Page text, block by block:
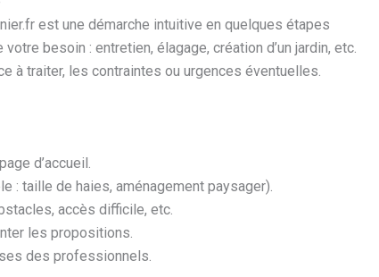
est une démarche intuitive en quelques étapes
besoin : entretien, élagage, création d’un jardin, etc.
à traiter, les contraintes ou urgences éventuelles.
d’accueil.
: taille de haies, aménagement paysager).
accès difficile, etc.
les propositions.
des professionnels.